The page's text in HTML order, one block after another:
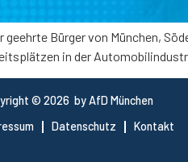
geehrte Bürger von München,
in der
© 2026 by AfD München
Datenschutz Kontakt